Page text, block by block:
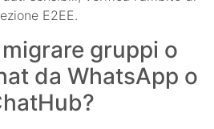
E2EE.
gruppi o
da WhatsApp o